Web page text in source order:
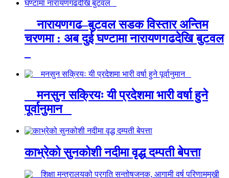
नारायणगढ–बुटवल सडक विस्तार अन्तिम
चरणमा : अब दुई घण्टामा नारायणगढदेखि बुटवल
मनसुन सक्रियः यी प्रदेशमा भारी वर्षा हुने
पूर्वानुमान
काभ्रेको सुनकोशी नदीमा वृद्ध दम्पती बेपत्ता